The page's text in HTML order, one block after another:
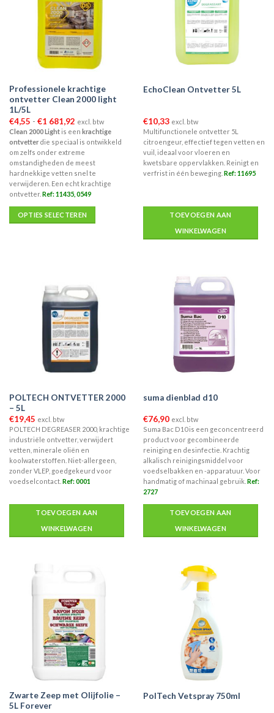
productpagina
productpagina
Professionele krachtige
ontvetter Clean 2000 light
1L/5L
€4,55 - €1 681,92Prijsklasse:
€4,55
tot
€1
681,92
excl. btw
Clean 2000 Lightis een krachtige
ontvetterdie speciaal is ontwikkeld
om zelfs onder extreme
omstandigheden de meest
hardnekkige vetten snel te
verwijderen. Een echt krachtige
ontvetter. Ref: 11435, 0549
OPTIES SELECTEREN
productpagina
EchoClean Ontvetter 5L
€10,33 excl. btw
Multifunctionele ontvetter 5L
citroengeur, effectief tegen vetten en
vuil, ideaal voor vloeren en
kwetsbare oppervlakken. Reinigt en
verfrist in één beweging. Ref: 11695
TOEVOEGEN AAN
WINKELWAGEN
POLTECH ONTVETTER 2000
– 5L
€19,45 excl. btw
POLTECH DEGREASER 2000, krachtige
industriële ontvetter, verwijdert
vetten, minerale oliën en
koolwaterstoffen. Niet-allergeen,
zonder VLEP, goedgekeurd voor
voedselcontact. Ref: 0001
TOEVOEGEN AAN
WINKELWAGEN
suma dienblad d10
€76,90 excl. btw
Suma Bac D10 is een geconcentreerd
product voor gecombineerde
reiniging en desinfectie. Krachtig
alkalisch reinigingsmiddel voor
voedselbakken en -apparatuur. Voor
handmatig of machinaal gebruik. Ref:
2727
TOEVOEGEN AAN
WINKELWAGEN
Zwarte Zeep met Olijfolie –
5L Forever
PolTech Vetspray 750ml